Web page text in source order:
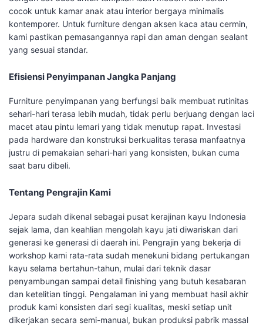
cocok untuk kamar anak atau interior bergaya minimalis
kontemporer. Untuk furniture dengan aksen kaca atau cermin,
kami pastikan pemasangannya rapi dan aman dengan sealant
yang sesuai standar.
Efisiensi Penyimpanan Jangka Panjang
Furniture penyimpanan yang berfungsi baik membuat rutinitas
sehari-hari terasa lebih mudah, tidak perlu berjuang dengan laci
macet atau pintu lemari yang tidak menutup rapat. Investasi
pada hardware dan konstruksi berkualitas terasa manfaatnya
justru di pemakaian sehari-hari yang konsisten, bukan cuma
saat baru dibeli.
Tentang Pengrajin Kami
Jepara sudah dikenal sebagai pusat kerajinan kayu Indonesia
sejak lama, dan keahlian mengolah kayu jati diwariskan dari
generasi ke generasi di daerah ini. Pengrajin yang bekerja di
workshop kami rata-rata sudah menekuni bidang pertukangan
kayu selama bertahun-tahun, mulai dari teknik dasar
penyambungan sampai detail finishing yang butuh kesabaran
dan ketelitian tinggi. Pengalaman ini yang membuat hasil akhir
produk kami konsisten dari segi kualitas, meski setiap unit
dikerjakan secara semi-manual, bukan produksi pabrik massal